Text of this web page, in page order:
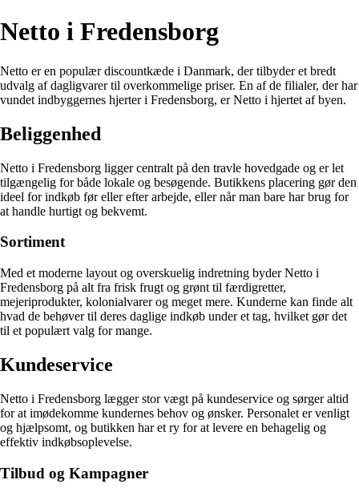
Netto i Fredensborg
Netto er en populær discountkæde i Danmark, der tilbyder et bredt
udvalg af dagligvarer til overkommelige priser. En af de filialer, der har
vundet indbyggernes hjerter i Fredensborg, er Netto i hjertet af byen.
Beliggenhed
Netto i Fredensborg ligger centralt på den travle hovedgade og er let
tilgængelig for både lokale og besøgende. Butikkens placering gør den
ideel for indkøb før eller efter arbejde, eller når man bare har brug for
at handle hurtigt og bekvemt.
Sortiment
Med et moderne layout og overskuelig indretning byder Netto i
Fredensborg på alt fra frisk frugt og grønt til færdigretter,
mejeriprodukter, kolonialvarer og meget mere. Kunderne kan finde alt
hvad de behøver til deres daglige indkøb under et tag, hvilket gør det
til et populært valg for mange.
Kundeservice
Netto i Fredensborg lægger stor vægt på kundeservice og sørger altid
for at imødekomme kundernes behov og ønsker. Personalet er venligt
og hjælpsomt, og butikken har et ry for at levere en behagelig og
effektiv indkøbsoplevelse.
Tilbud og Kampagner